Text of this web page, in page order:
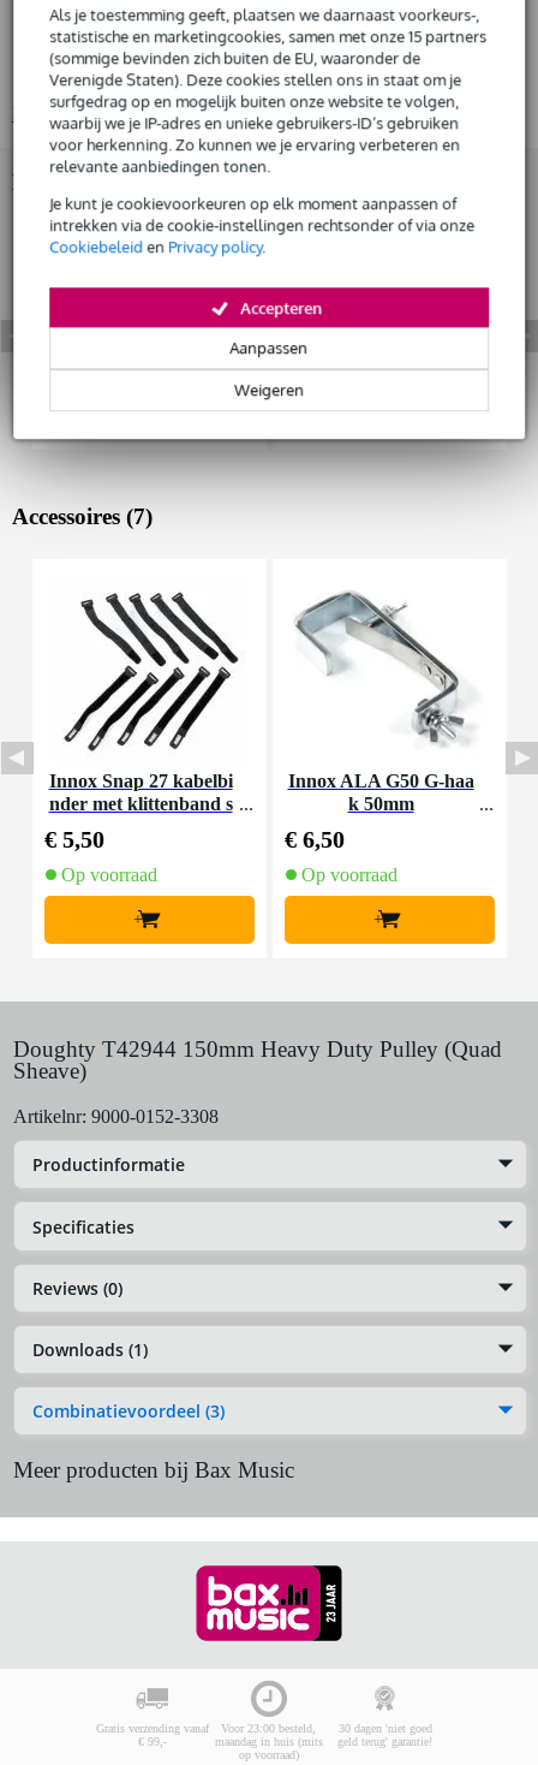
Als je toestemming geeft, plaatsen we daarnaast voorkeurs-,
statistische en marketingcookies, samen met onze 15 partners
(sommige bevinden zich buiten de EU, waaronder de
Verenigde Staten). Deze cookies stellen ons in staat om je
surfgedrag op en mogelijk buiten onze website te volgen,
waarbij we je IP-adres en unieke gebruikers-ID’s gebruiken
voor herkenning. Zo kunnen we je ervaring verbeteren en
relevante aanbiedingen tonen.
Je kunt je cookievoorkeuren op elk moment aanpassen of
intrekken via de cookie-instellingen rechtsonder of via onze
Cookiebeleiden Privacy policy.
Weigeren
Aanpassen
Accepteren
€ 2.500,-
Gratisthuisbezorgd of op te halen in de winkel
Al na 4 maanden maandelijks opzegbaar
De mogelijkheid om je product(en) met korting te kopen
Snelle vervanging door Bax Music bij een defect
geschikt voor 18 mm touw
type: quad sheave (viervoudige schijf)
diameter schijf: 150 mm
Bekijk alle productspecificaties
Bekijk ook eens (4)
Accessoires (7)
Innox Snap 27 kabelbi
nder met klittenband s
€ 5,50
Op voorraad
+
Innox ALA G50 G-haa
k 50mm
€ 6,50
Op voorraad
+
Doughty T42944 150mm Heavy Duty Pulley (Quad
Sheave)
Artikelnr: 9000-0152-3308
Productinformatie
Specificaties
Reviews (0)
Downloads (1)
Combinatievoordeel (3)
Meer producten bij Bax Music
Gratis verzending vanaf
€ 99,-
Voor 23:00 besteld,
maandag in huis (mits
op voorraad)
30 dagen 'niet goed
geld terug' garantie!